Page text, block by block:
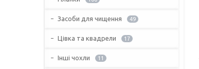
Засоби для чищення 49
Цівка та квадрели 17
Інші чохли 11